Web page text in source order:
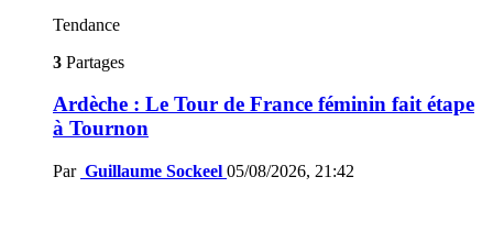
Tendance
3 Partages
Ardèche : Le Tour de France féminin fait étape
à Tournon
Par Guillaume Sockeel 05/08/2026, 21:42